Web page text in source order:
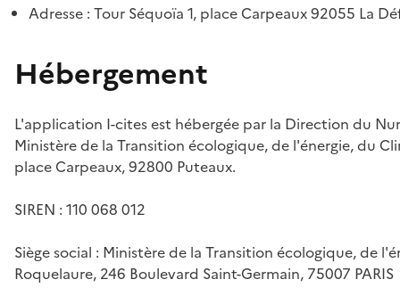
Adresse : Tour Séquoïa 1, place Carpeaux 92055 La
Hébergement
L'application I-cites est hébergée par la Direction du
Ministère de la Transition écologique, de l'énergie, du
place Carpeaux, 92800 Puteaux.
SIREN : 110 068 012
Siège social : Ministère de la Transition écologique, de
Roquelaure, 246 Boulevard Saint-Germain, 75007 PARIS